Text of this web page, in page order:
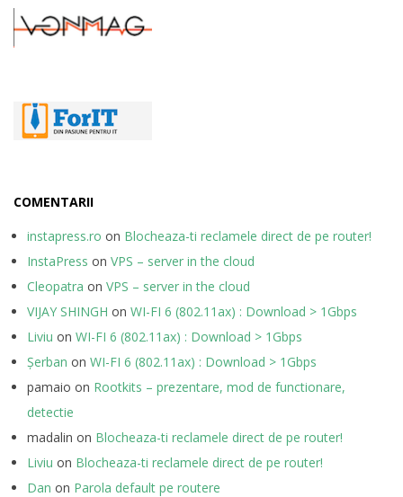
COMENTARII
instapress.ro on Blocheaza-ti reclamele direct de pe router!
InstaPress on VPS – server in the cloud
Cleopatra on VPS – server in the cloud
VIJAY SHINGH on WI-FI 6 (802.11ax) : Download > 1Gbps
Liviu on WI-FI 6 (802.11ax) : Download > 1Gbps
Șerban on WI-FI 6 (802.11ax) : Download > 1Gbps
pamaio on Rootkits – prezentare, mod de functionare,
detectie
madalin on Blocheaza-ti reclamele direct de pe router!
Liviu on Blocheaza-ti reclamele direct de pe router!
Dan on Parola default pe routere